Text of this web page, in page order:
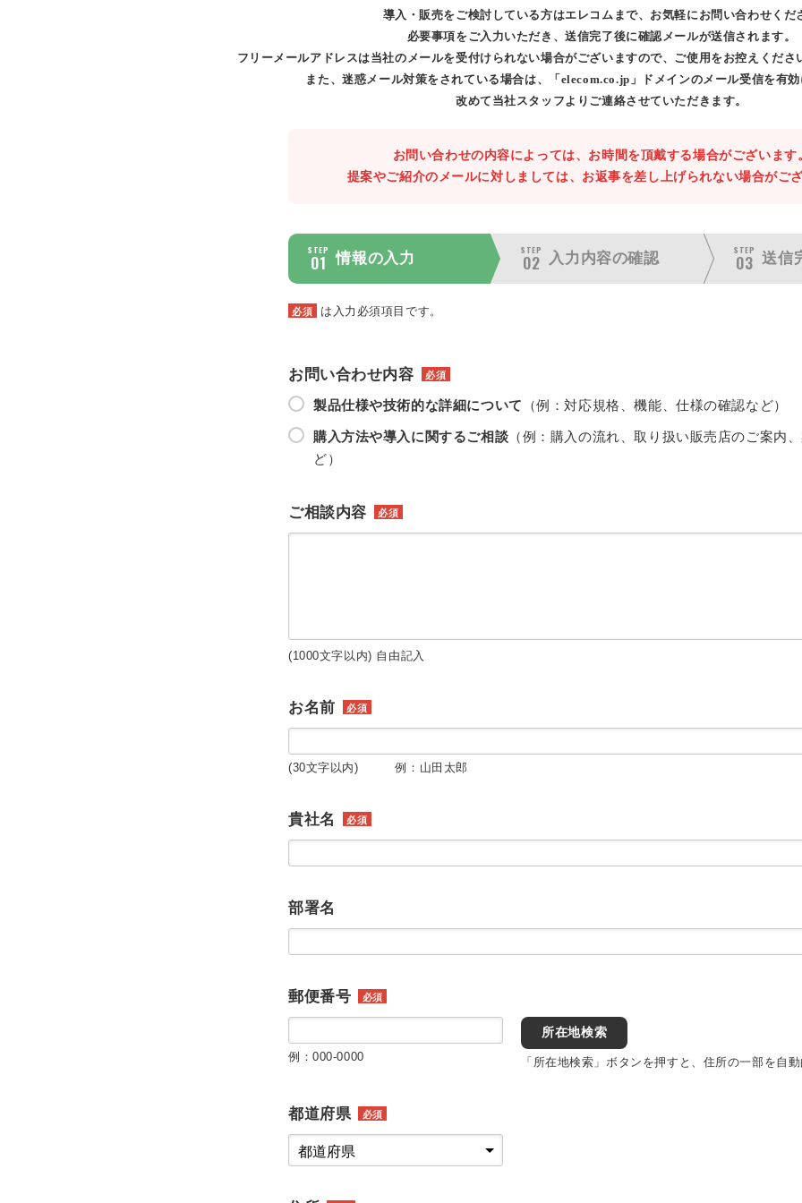
導入・販売をご検討している方はエレコムまで、お気軽にお問い合わせくだ
必要事項をご入力いただき、送信完了後に確認メールが送信されます。
フリーメールアドレスは当社のメールを受付けられない場合がございますので、ご使用をお控えくださ
また、迷惑メール対策をされている場合は、「elecom.co.jp」ドメインのメール受信を有効
改めて当社スタッフよりご連絡させていただきます。
お問い合わせの内容によっては、お時間を頂戴する場合がございます
提案やご紹介のメールに対しましては、お返事を差し上げられない場合がござ
STEP
01 情報の入力
STEP
02 入力内容の確認
STEP
03 送信
必須 は入力必須項目です。
お問い合わせ内容 必須
製品仕様や技術的な詳細について （例：対応規格、機能、仕様の確認など）
購入方法や導入に関するご相談 （例：購入の流れ、取り扱い販売店のご案内
ど）
ご相談内容 必須
(1000文字以内) 自由記入
お名前 必須
(30文字以内) 例：山田太郎
貴社名 必須
部署名
郵便番号 必須
例：000-0000
所在地検索
「所在地検索」ボタンを押すと、住所の一部を自動
都道府県 必須